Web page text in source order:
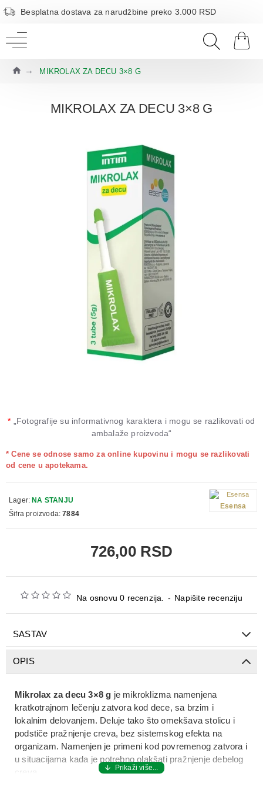
Besplatna dostava za narudžbine preko 3.000 RSD
MIKROLAX ZA DECU 3×8 G
MIKROLAX ZA DECU 3×8 G
* „Fotografije su informativnog karaktera i mogu se razlikovati od
ambalaže proizvoda“
Na osnovu 0 recenzija. - Napišite recenziju
* Cene se odnose samo za online kupovinu i mogu se razlikovati
od cene u apotekama.
726,00 RSD
Lager: NA STANJU
Šifra proizvoda: 7884
Esensa
SASTAV
OPIS
Mikrolax za decu 3×8 g je mikroklizma namenjena
kratkotrajnom lečenju zatvora kod dece, sa brzim i
lokalnim delovanjem. Deluje tako što omekšava stolicu i
podstiče pražnjenje creva, bez sistemskog efekta na
organizam. Namenjen je primeni kod povremenog zatvora i
u situacijama kada je potrebno olakšati pražnjenje debelog
creva.